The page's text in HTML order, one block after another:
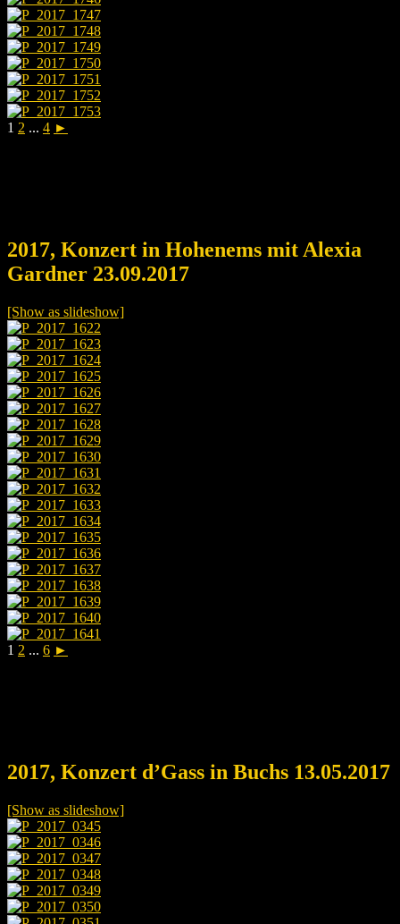
1 2 ... 4 ►
2017, Konzert in Hohenems mit Alexia
Gardner 23.09.2017
[Show as slideshow]
1 2 ... 6 ►
2017, Konzert d’Gass in Buchs 13.05.2017
[Show as slideshow]